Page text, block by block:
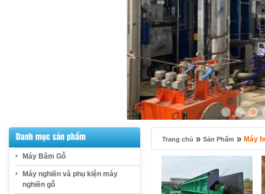
Máy Băm Gỗ
Máy nghiền và phụ kiện máy
nghiền gỗ
Trang chủ » Sản Phẩm » Máy